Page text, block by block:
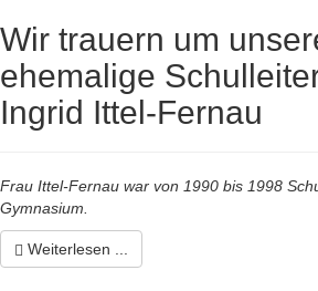
Wir trauern um
ehemalige
Ingrid Ittel-Fernau
Frau Ittel-Fernau war von 1990 bis 1998
Gymnasium.
Weiterlesen ...